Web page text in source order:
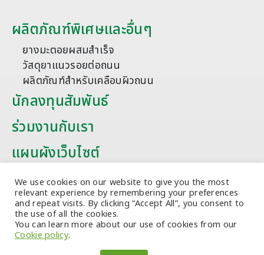
ผลิตภัณฑ์พิเศษและอื่นๆ
ยางมะตอยผสมสำเร็จ
วัสดุยาแนวรอยต่อถนน
ผลิตภัณฑ์สำหรับเคลือบผิวถนน
นักลงทุนสัมพันธ์
ร่วมงานกับเรา
แผนผังเว็บไซต์
บทความ
We use cookies on our website to give you the most
relevant experience by remembering your preferences
and repeat visits. By clicking “Accept All”, you consent to
the use of all the cookies.
You can learn more about our use of cookies from our
Cookie policy.